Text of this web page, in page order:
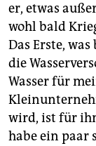
er, etwas
wohl bald
Das Erste,
die
Wasser für
wird, ist für
habe ein paar